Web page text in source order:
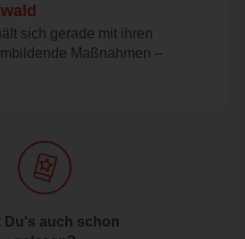
sich gerade mit ihren
Maßnahmen –
Du's auch schon